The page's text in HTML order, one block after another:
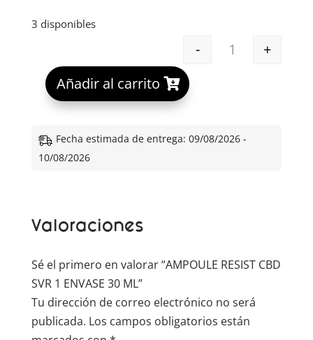
3 disponibles
AMPOULE
-
+
Añadir al carrito
A
e
e
Fecha estimada de entrega: 09/08/2026 -
10/08/2026
Valoraciones
Sé el primero en valorar “AMPOULE RESIST CBD
SVR 1 ENVASE 30 ML”
Tu dirección de correo electrónico no será
publicada. Los campos obligatorios están